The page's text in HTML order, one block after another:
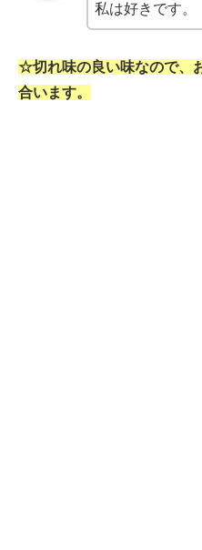
私は好きです。
☆切れ味の良い味なので、
合います。